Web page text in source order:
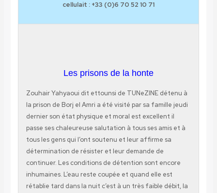
cellulait : +33 (0)6 70 52 10 71
Les prisons de la honte
Zouhair Yahyaoui dit ettounsi de TUNeZINE détenu à
la prison de Borj el Amri a été visité par sa famille jeudi
dernier son état physique et moral est excellent il
passe ses chaleureuse salutation à tous ses amis et à
tous les gens qui l’ont soutenu et leur affirme sa
détermination de résister et leur demande de
continuer. Les conditions de détention sont encore
inhumaines. L’eau reste coupée et quand elle est
rétablie tard dans la nuit c’est à un très faible débit, la